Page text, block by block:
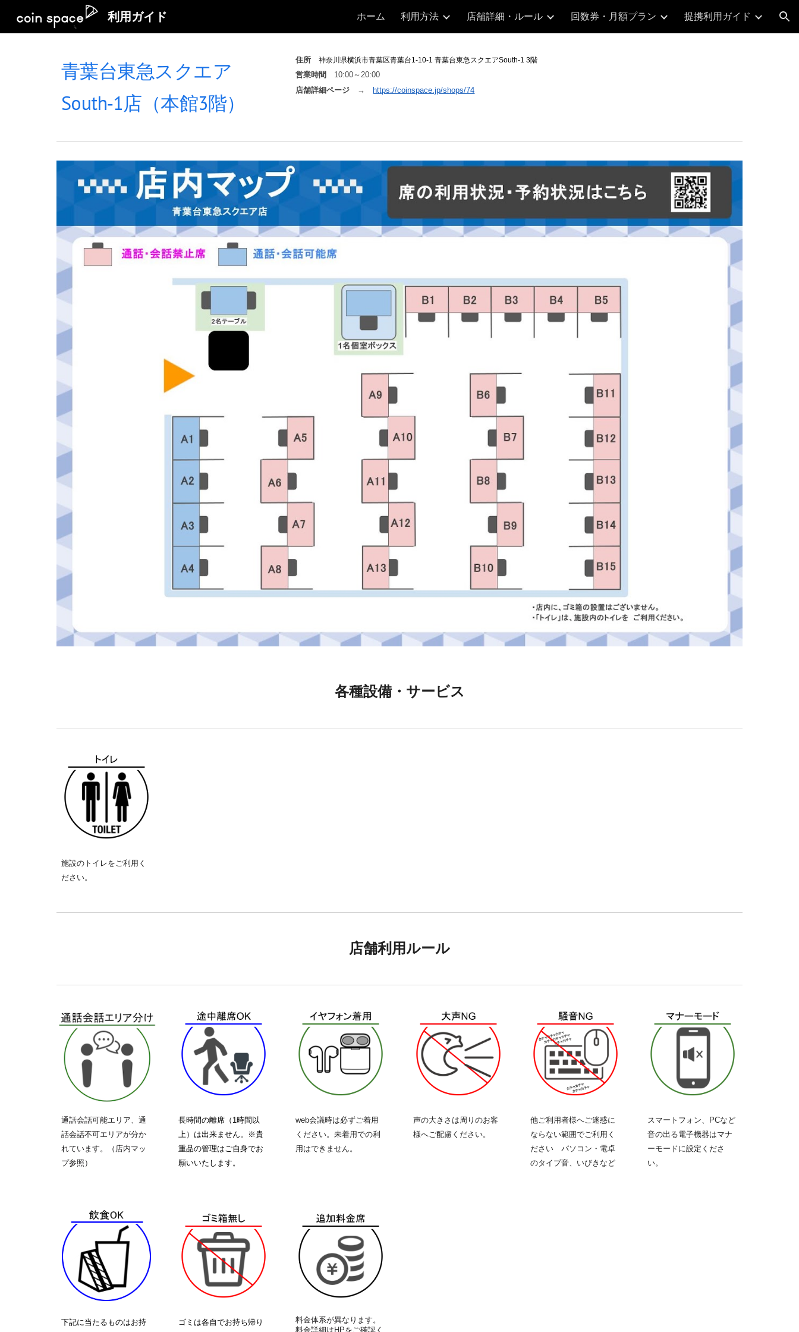
Skip to navigation
利用ガイド ホーム 利用方法 店舗詳細・ルール 回数券・月額プラン 提携利用ガイド
青葉台東急スクエア
South‐1店（本館3階）
住所神奈川県横浜市青葉区青葉台1-10-1 青葉台東急スクエアSouth-1 3階
営業時間 10:00～20:00
店舗詳細ページ
→ https://coinspace.jp/shops/74
各種設備・サービス
施設のトイレをご利用く
ださい。
店舗利用ルール
通話会話可能エリア、通
話会話不可エリアが分か
れています。（店内マッ
プ参照）
長時間の離席（1時間以
上）は出来ません。※貴
重品の管理はご自身でお
願いいたします。
web会議時は必ずご着用
ください。未着用での利
用はできません。
声の大きさは周りのお客
様へご配慮ください。
他ご利用者様へご迷惑に
ならない範囲でご利用く
ださい パソコン・電卓
のタイプ音、いびきなど
スマートフォン、PCなど
音の出る電子機器はマナ
ーモードに設定くださ
い。
下記に当たるものはお持
ゴミは各自でお持ち帰り
料金体系が異なります。
料金詳細はHPをご確認く